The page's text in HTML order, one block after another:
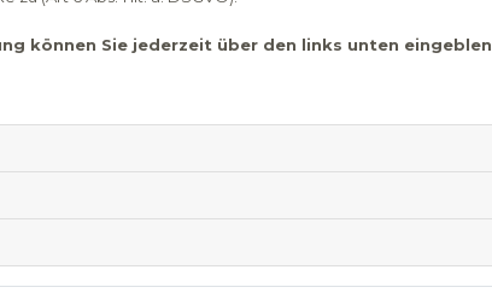
werden häufig zur Behandlung von Allergien
wirklich?
Antihistaminika sind Medikamente, die
blockieren, einem chemischen Botenstoff, der
verantwortlich ist. Wenn der Körper in
kommt, schüttet er Histamin aus, was zu
führt, wie zum Beispiel juckende Augen,
können Sie jederzeit über den links unten